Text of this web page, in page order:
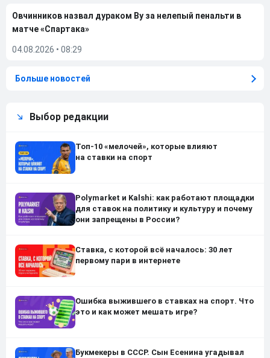
Овчинников назвал дураком Ву за нелепый пенальти в
матче «Спартака»
04.08.2026 • 08:29
Больше новостей
Выбор редакции
Топ-10 «мелочей», которые влияют
на ставки на спорт
Polymarket и Kalshi: как работают площадки
для ставок на политику и культуру и почему
они запрещены в России?
Ставка, с которой всё началось: 30 лет
первому пари в интернете
Ошибка выжившего в ставках на спорт. Что
это и как может мешать игре?
Букмекеры в СССР. Сын Есенина угадывал